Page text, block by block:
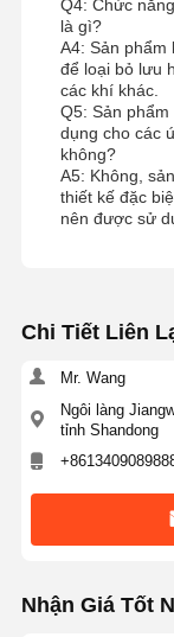
Q4: Chức
là gì?
A4: Sản
để loại bỏ lưu
các khí khác.
Q5: Sản
dụng cho các
không?
A5: Không,
thiết kế đặc
nên được sử
Chi Tiết Liên
Mr. Wang
Ngôi làng
tỉnh Shandong
Nhận Giá Tốt